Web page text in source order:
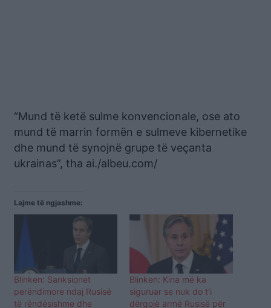
“Mund të ketë sulme konvencionale, ose ato
mund të marrin formën e sulmeve kibernetike
dhe mund të synojnë grupe të veçanta
ukrainas”, tha ai./albeu.com/
Lajme të ngjashme:
Blinken: Sanksionet
perëndimore ndaj Rusisë
të rëndësishme dhe
Blinken: Kina më ka
siguruar se nuk do t’i
dërgojë armë Rusisë për